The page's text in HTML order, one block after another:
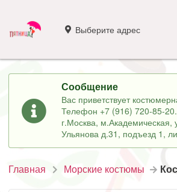
Выберите адрес
Сообщение
Вас приветствует
Телефон +7 (916) 720-85-
г.Москва, м.Академическая,
Ульянова д.31, подъезд 1,
Главная Морские костюмы